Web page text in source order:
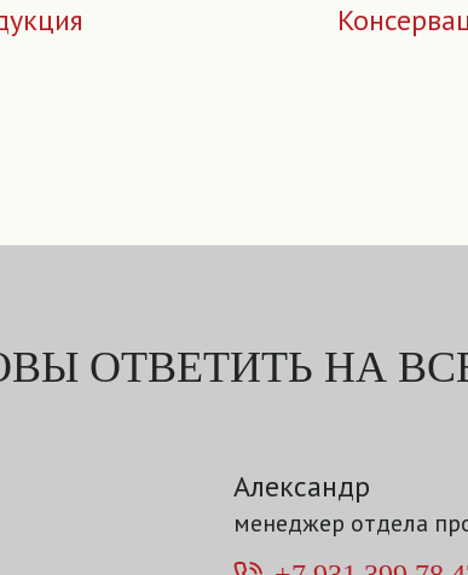
ОТВЕТИТЬ НА
Александр
менеджер отдела